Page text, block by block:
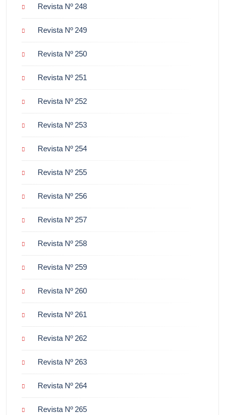
Revista Nº 248
Revista Nº 249
Revista Nº 250
Revista Nº 251
Revista Nº 252
Revista Nº 253
Revista Nº 254
Revista Nº 255
Revista Nº 256
Revista Nº 257
Revista Nº 258
Revista Nº 259
Revista Nº 260
Revista Nº 261
Revista Nº 262
Revista Nº 263
Revista Nº 264
Revista Nº 265